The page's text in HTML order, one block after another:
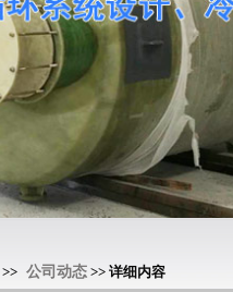
>> 公司动态 >> 详细内容